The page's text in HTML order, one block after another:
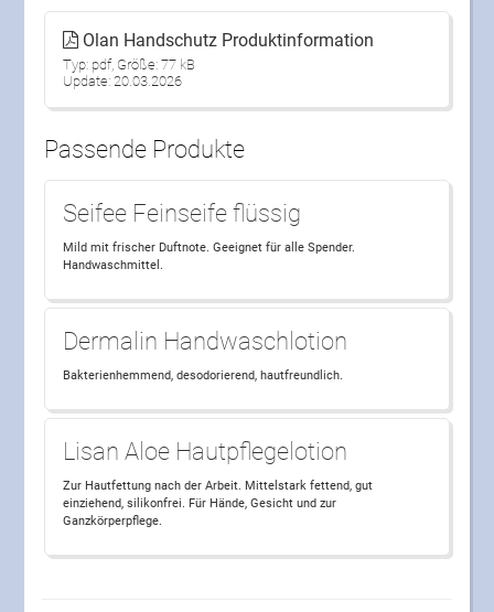
Olan Handschutz Produktinformation
Typ: pdf, Größe: 77 kB
Update: 20.03.2026
Passende Produkte
Seifee Feinseife flüssig
Mild mit frischer Duftnote. Geeignet für alle Spender.
Handwaschmittel.
Dermalin Handwaschlotion
Bakterienhemmend, desodorierend, hautfreundlich.
Lisan Aloe Hautpflegelotion
Zur Hautfettung nach der Arbeit. Mittelstark fettend, gut
einziehend, silikonfrei. Für Hände, Gesicht und zur
Ganzkörperpflege.